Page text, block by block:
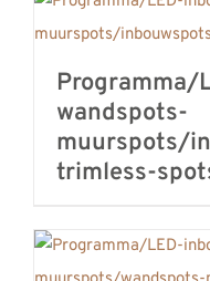
Programma/
wandspots-
muurspots/
trimless-